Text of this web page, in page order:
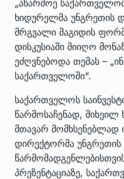
„აწარმოე
ხიდურელმა უნგრეთის
მრგვალი მაგიდის
დისკუსიაში მიიღო
ეძღვნებოდა თემას –
საქართველოში“.
საქართველოს
წარმოსაჩენად,
მთავარ მომხსენებლად
დირექტორმა უნგრეთის
პრეზენტაციაზე,